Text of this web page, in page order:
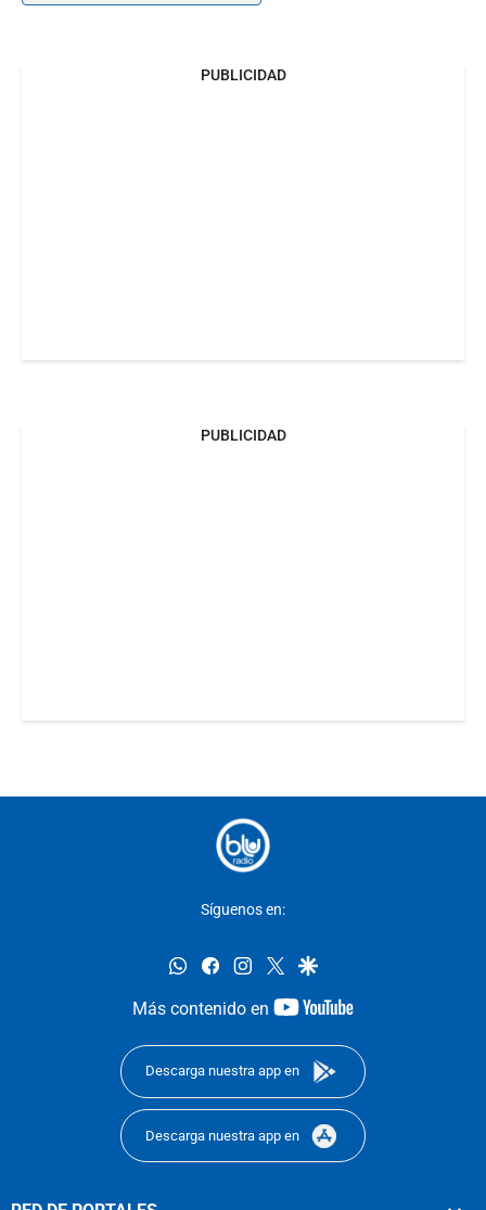
PUBLICIDAD
PUBLICIDAD
Síguenos en:
whatsappfacebookinstagram
twittergoogle
Más contenido en
youtube-
Descarga nuestra app en
Descarga nuestra app en